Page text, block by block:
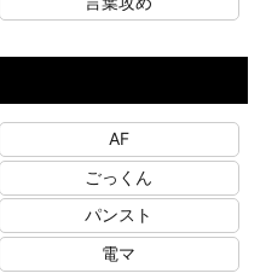
AF
ごっくん
パンスト
電マ